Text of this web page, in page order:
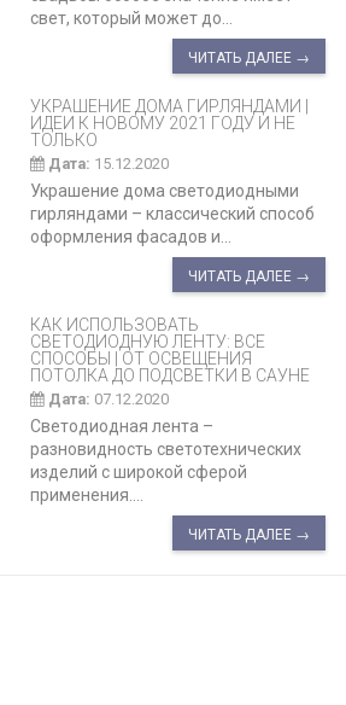
свет, который может до...
ЧИТАТЬ ДАЛЕЕ →
УКРАШЕНИЕ ДОМА ГИРЛЯНДАМИ |
ИДЕИ К НОВОМУ 2021 ГОДУ И НЕ
ТОЛЬКО
Дата: 15.12.2020
Украшение дома светодиодными
гирляндами – классический способ
оформления фасадов и...
ЧИТАТЬ ДАЛЕЕ →
КАК ИСПОЛЬЗОВАТЬ
СВЕТОДИОДНУЮ ЛЕНТУ: ВСЕ
СПОСОБЫ | ОТ ОСВЕЩЕНИЯ
ПОТОЛКА ДО ПОДСВЕТКИ В САУНЕ
Дата: 07.12.2020
Светодиодная лента –
разновидность светотехнических
изделий с широкой сферой
применения....
ЧИТАТЬ ДАЛЕЕ →